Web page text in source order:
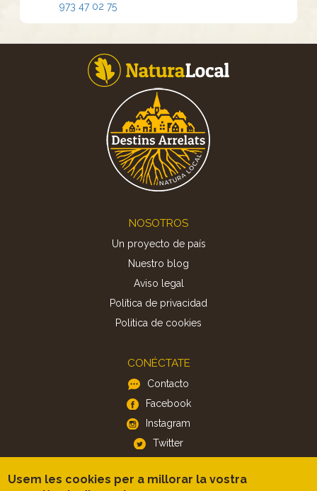
973 47 02 75
NOSOTROS
Un proyecto de país
Nuestro blog
Aviso legal
Política de privacidad
Politica de cookies
CONÉCTATE
Contacto
Facebook
Instagram
Twitter
APP
Usem les cookies per a millorar la vostra